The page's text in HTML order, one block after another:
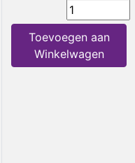
Toevoegen aan
Winkelwagen